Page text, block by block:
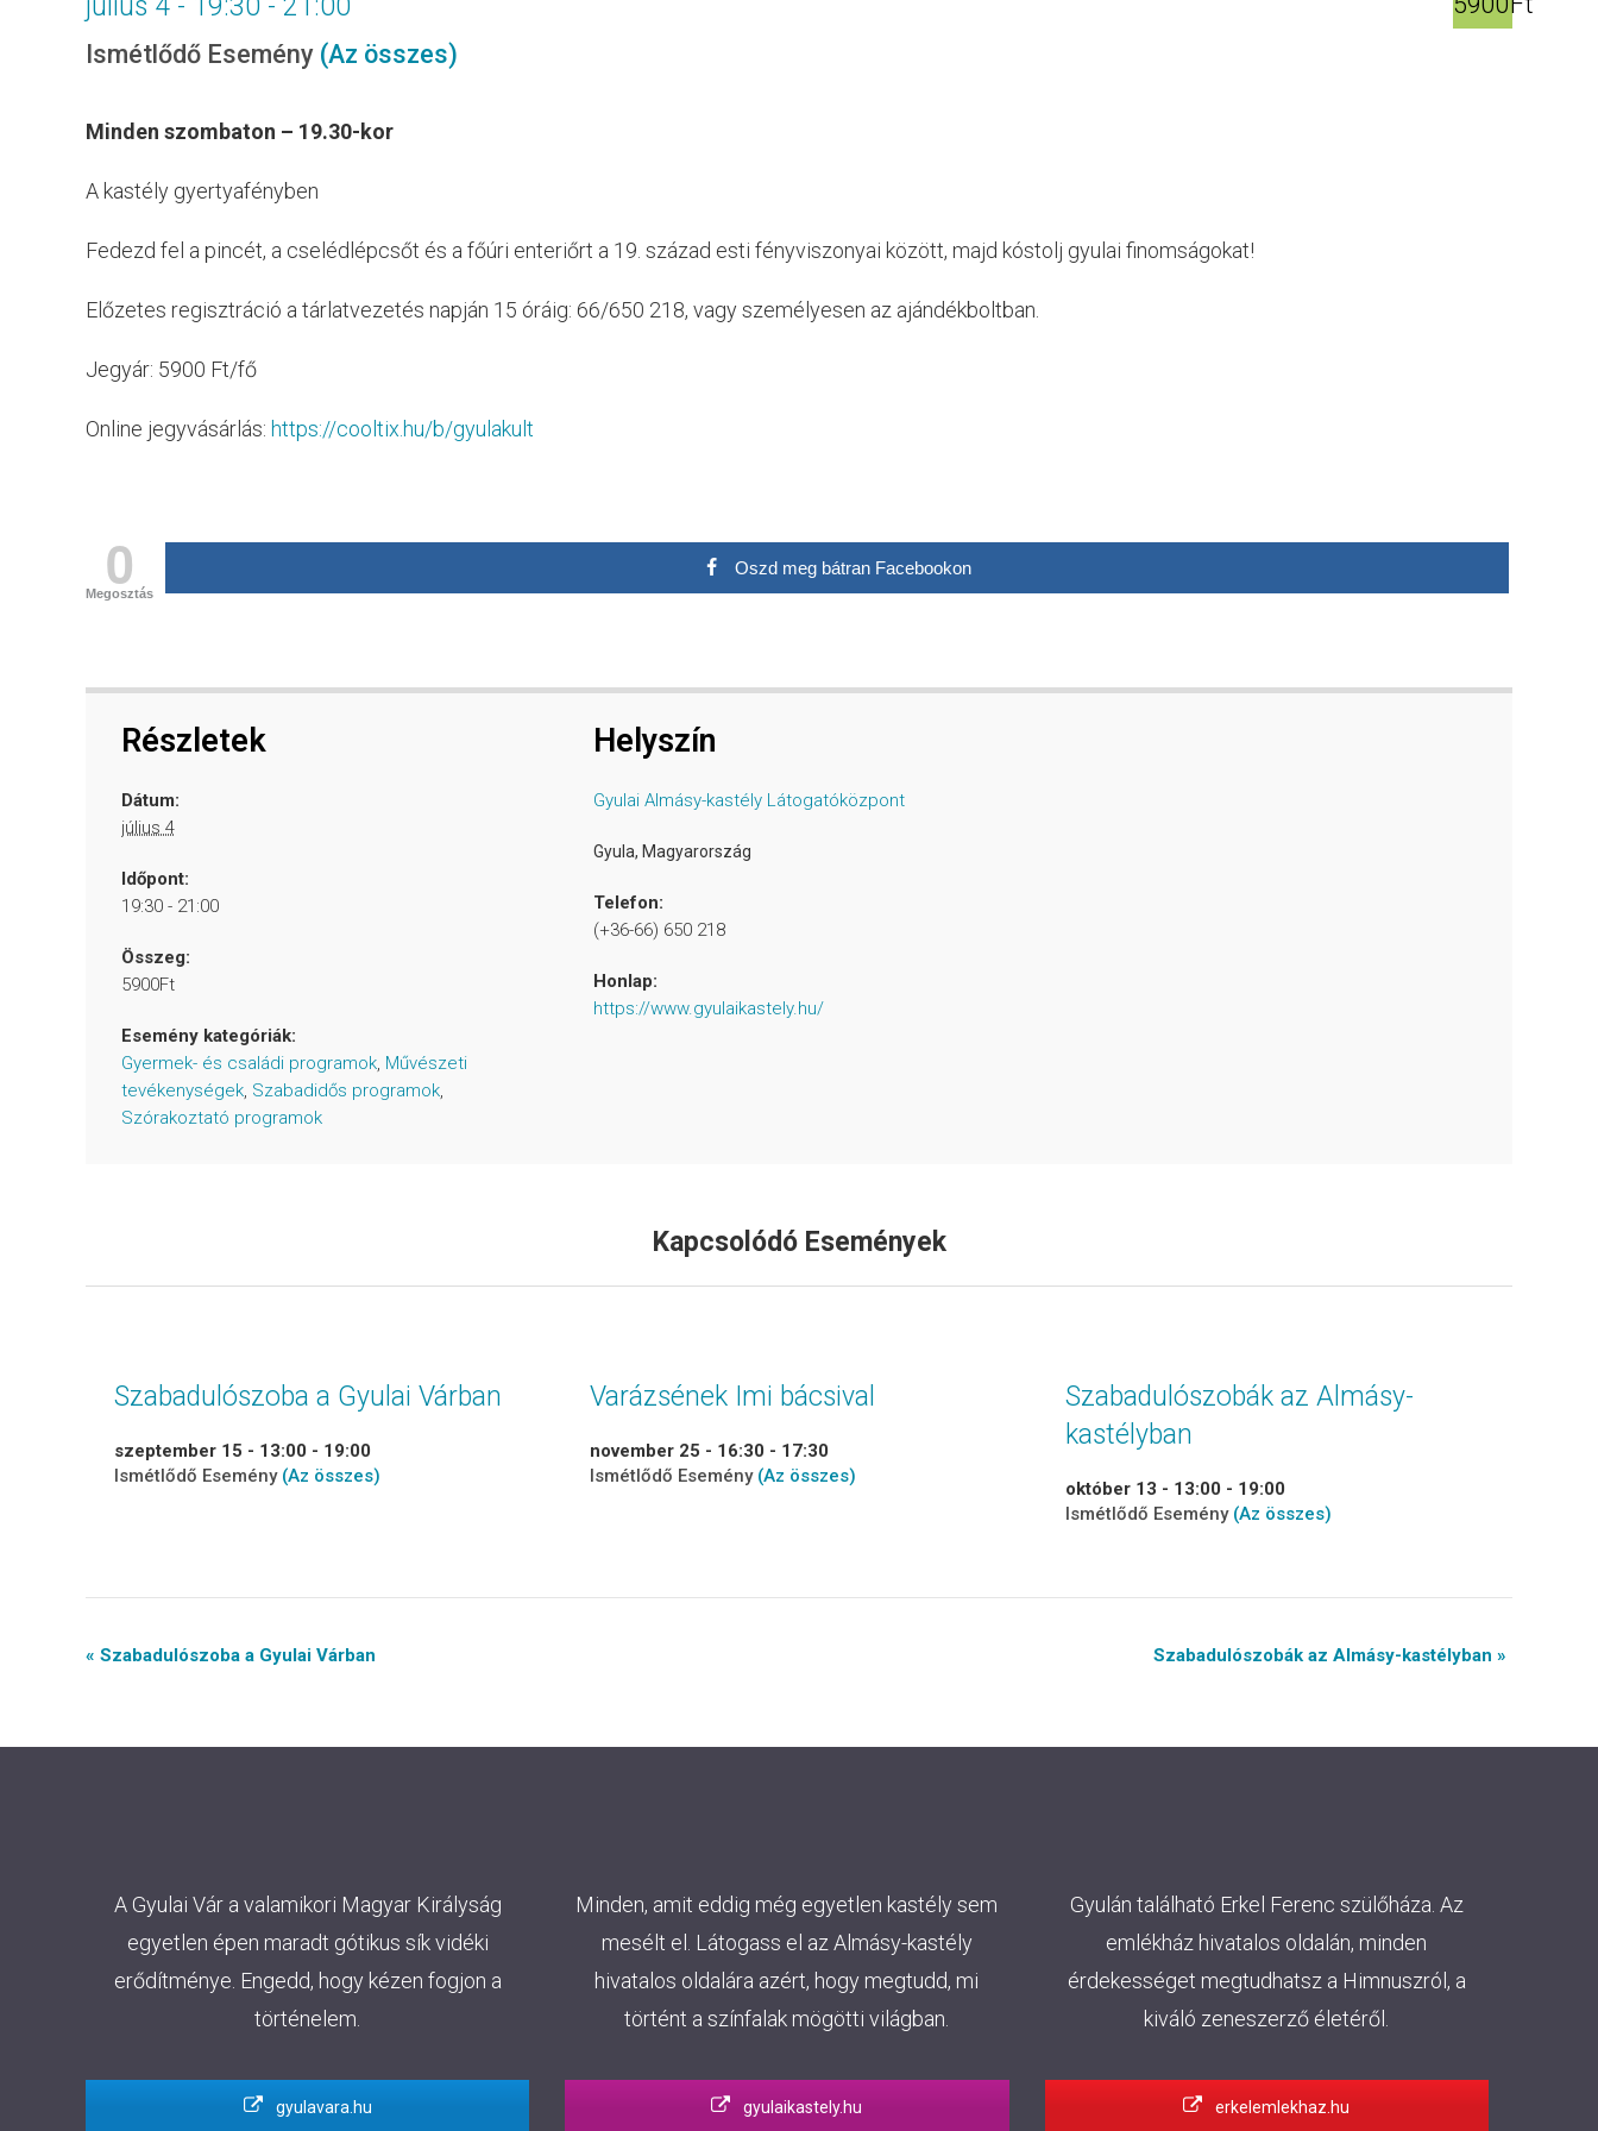
július 4 - 19:30 - 21:00
Ismétlődő Esemény (Az összes)
Minden szombaton – 19.30-kor
A kastély gyertyafényben
Fedezd fel a pincét, a cselédlépcsőt és a főúri enteriőrt a 19. század esti fényviszonyai között, majd kóstolj gyulai finomságokat!
Előzetes regisztráció a tárlatvezetés napján 15 óráig: 66/650 218, vagy személyesen az ajándékboltban.
Jegyár: 5900 Ft/fő
Online jegyvásárlás: https://cooltix.hu/b/gyulakult
0
Megosztás
Oszd meg bátran Facebookon
Részletek
Dátum:
július 4
Időpont:
19:30 - 21:00
Összeg:
5900Ft
Esemény kategóriák:
Gyermek- és családi programok Művészeti
tevékenységek Szabadidős programok
Szórakoztató programok
Helyszín
Gyulai Almásy-kastély Látogatóközpont
Gyula, Magyarország
Telefon:
(+36-66) 650 218
Honlap:
https://www.gyulaikastely.hu/
Kapcsolódó Események
Szabadulószoba a Gyulai Várban
szeptember 15 - 13:00 - 19:00
Ismétlődő Esemény (Az összes)
Varázsének Imi bácsival
november 25 - 16:30 - 17:30
Ismétlődő Esemény (Az összes)
Szabadulószobák az Almásy-
kastélyban
október 13 - 13:00 - 19:00
Ismétlődő Esemény (Az összes)
Event
« Szabadulószoba a Gyulai Várban Szabadulószobák az Almásy-kastélyban »
A Gyulai Vár a valamikori Magyar Királyság
egyetlen épen maradt gótikus sík vidéki
erődítménye. Engedd, hogy kézen fogjon a
történelem.
gyulavara.hu
Minden, amit eddig még egyetlen kastély sem
mesélt el. Látogass el az Almásy-kastély
hivatalos oldalára azért, hogy megtudd, mi
történt a színfalak mögötti világban.
gyulaikastely.hu
Gyulán található Erkel Ferenc szülőháza. Az
emlékház hivatalos oldalán, minden
érdekességet megtudhatsz a Himnuszról, a
kiváló zeneszerző életéről.
erkelemlekhaz.hu